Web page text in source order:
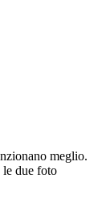
meglio.
due foto